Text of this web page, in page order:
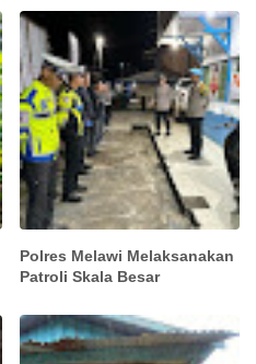
Polres Melawi Melaksanakan
Patroli Skala Besar